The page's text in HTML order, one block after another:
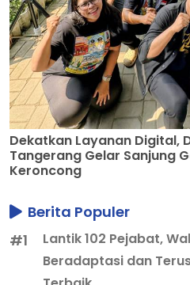
Dekatkan Layanan Digital,
Tangerang Gelar Sanjung
Keroncong
Berita Populer
#1
Lantik 102 Pejabat,
Beradaptasi dan